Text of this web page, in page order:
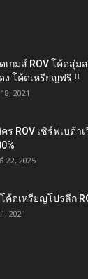
เกมส์ ROV โค้ดสุ่
ง โค้ดเหรียญฟรี !!
2021
ร ROV เซิร์ฟเบต้า
22, 2025
ค้ดเหรียญโปรลีก
2021